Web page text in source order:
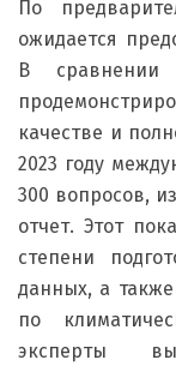
По
ожидается
В
качестве и
2023 году
300 вопросов,
отчет. Этот
степени
данных, а
по
эксперты